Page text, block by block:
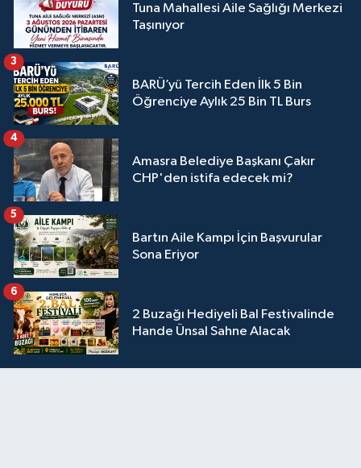
Tuna Mahallesi Aile Sağlığı Merkezi
Taşınıyor
BARÜ’yü Tercih Eden İlk 5 Bin
Öğrenciye Aylık 25 Bin TL Burs
3
Amasra Belediye Başkanı Çakır
CHP'den istifa edecek mi?
4
Bartın Aile Kampı İçin Başvurular
Sona Eriyor
5
2 Buzağı Hediyeli Bal Festivalinde
Hande Ünsal Sahne Alacak
6